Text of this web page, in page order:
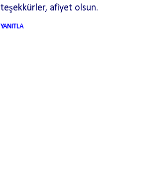
teşekkürler, afiyet olsun.
YANITLA